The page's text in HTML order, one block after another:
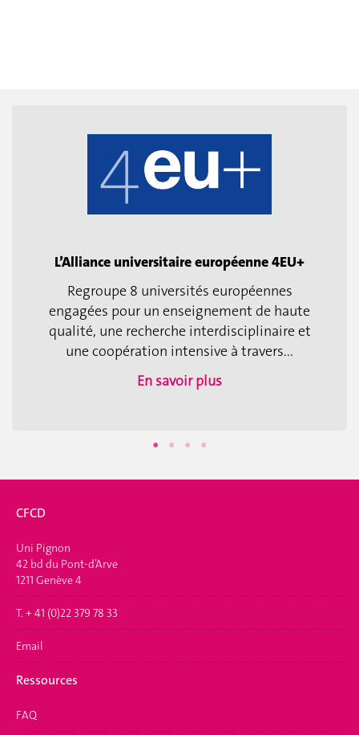
L’Alliance universitaire européenne 4EU+
Regroupe 8 universités européennes
engagées pour un enseignement de haute
qualité, une recherche interdisciplinaire et
une coopération intensive à travers...
En savoir plus
CFCD
Uni Pignon
42 bd du Pont-d’Arve
1211 Genève 4
T. + 41 (0)22 379 78 33
Email
Ressources
FAQ